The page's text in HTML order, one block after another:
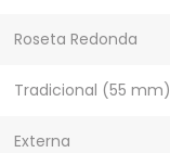
Roseta Redonda
Tradicional (55 mm)
Externa